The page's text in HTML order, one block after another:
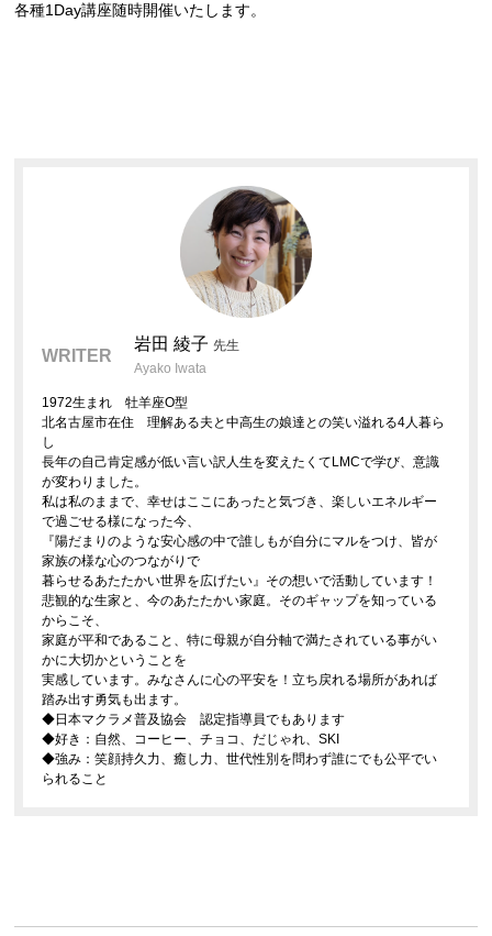
各種1Day講座随時開催いたします。
WRITER
岩田 綾子 先生
Ayako Iwata
1972生まれ 牡羊座O型
北名古屋市在住 理解ある夫と中高生の娘達との笑い溢れる4人暮ら
し
長年の自己肯定感が低い言い訳人生を変えたくてLMCで学び、意識
が変わりました。
私は私のままで、幸せはここにあったと気づき、楽しいエネルギー
で過ごせる様になった今、
『陽だまりのような安心感の中で誰しもが自分にマルをつけ、皆が
家族の様な心のつながりで
暮らせるあたたかい世界を広げたい』その想いで活動しています！
悲観的な生家と、今のあたたかい家庭。そのギャップを知っている
からこそ、
家庭が平和であること、特に母親が自分軸で満たされている事がい
かに大切かということを
実感しています。みなさんに心の平安を！立ち戻れる場所があれば
踏み出す勇気も出ます。
◆日本マクラメ普及協会 認定指導員でもあります
◆好き：自然、コーヒー、チョコ、だじゃれ、SKI
◆強み：笑顔持久力、癒し力、世代性別を問わず誰にでも公平でい
られること